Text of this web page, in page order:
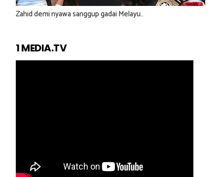
Zahid demi nyawa sanggup gadai Melayu..
1 MEDIA.TV